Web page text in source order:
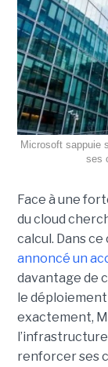
Microsoft
ses
Face à une
du cloud
calcul. Dans
annoncé un
davantage de
le
exactement,
renforcer ses